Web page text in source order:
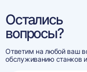
Остались
вопросы?
Ответим на любой ваш
обслуживанию станков